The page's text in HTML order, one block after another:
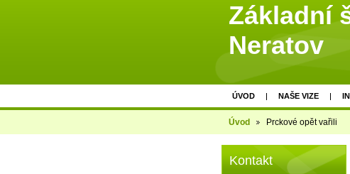
Základní
Neratov
ÚVOD NAŠE VIZE
Úvod Prckové opět vařili
Kontakt